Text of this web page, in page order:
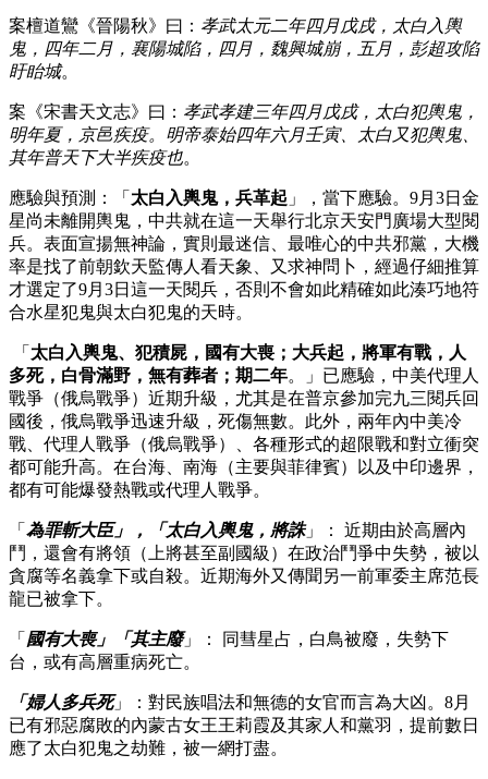
案檀道鸞《晉陽秋》曰： 孝武太元二年四月戊戌，太白入輿
鬼，四年二月，襄陽城陷，四月，魏興城崩，五月，彭超攻陷
盱眙城。
案《宋書天文志》曰： 孝武孝建三年四月戊戌，太白犯輿鬼，
明年夏，京邑疾疫。明帝泰始四年六月壬寅、太白又犯輿鬼、
其年普天下大半疾疫也。
應驗與預測：「 太白入輿鬼，兵革起 」，當下應驗。9月3日金
星尚未離開輿鬼，中共就在這一天舉行北京天安門廣場大型閱
兵。表面宣揚無神論，實則最迷信、最唯心的中共邪黨，大機
率是找了前朝欽天監傳人看天象、又求神問卜，經過仔細推算
才選定了9月3日這一天閱兵，否則不會如此精確如此湊巧地符
合水星犯鬼與太白犯鬼的天時。
「 太白入輿鬼、犯積屍，國有大喪；大兵起，將軍有戰，人
多死，白骨滿野，無有葬者；期二年。」已應驗，中美代理人
戰爭（俄烏戰爭）近期升級，尤其是在普京參加完九三閱兵回
國後，俄烏戰爭迅速升級，死傷無數。此外，兩年內中美冷
戰、代理人戰爭（俄烏戰爭）、各種形式的超限戰和對立衝突
都可能升高。在台海、南海（主要與菲律賓）以及中印邊界，
都有可能爆發熱戰或代理人戰爭。
「 為罪斬大臣」，「太白入輿鬼，將誅」： 近期由於高層內
鬥，還會有將領（上將甚至副國級）在政治鬥爭中失勢，被以
貪腐等名義拿下或自殺。近期海外又傳聞另一前軍委主席范長
龍已被拿下。
「 國有大喪」「其主廢」： 同彗星占，白鳥被廢，失勢下
台，或有高層重病死亡。
「婦人多兵死」：對民族唱法和無德的女官而言為大凶。8月
已有邪惡腐敗的內蒙古女王王莉霞及其家人和黨羽，提前數日
應了太白犯鬼之劫難，被一網打盡。